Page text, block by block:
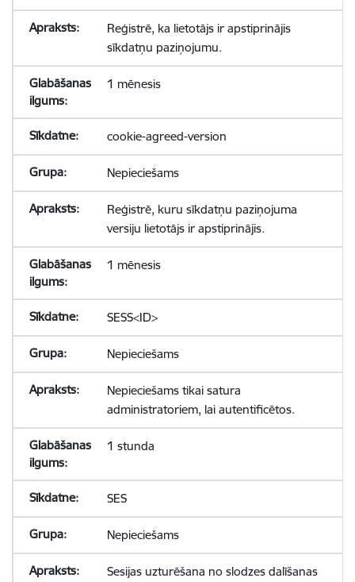
Reģistrē, ka lietotājs ir apstiprinājis
sīkdatņu paziņojumu.
1 mēnesis
cookie-agreed-version
Nepieciešams
Reģistrē, kuru sīkdatņu paziņojuma
versiju lietotājs ir apstiprinājis.
1 mēnesis
SESS<ID>
Nepieciešams
Nepieciešams tikai satura
administratoriem, lai autentificētos.
1 stunda
SES
Nepieciešams
Sesijas uzturēšana no slodzes dalīšanas